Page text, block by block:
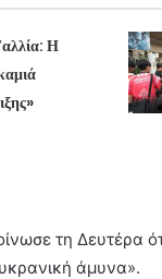
Η
τη Δευτέρα
άμυνα».